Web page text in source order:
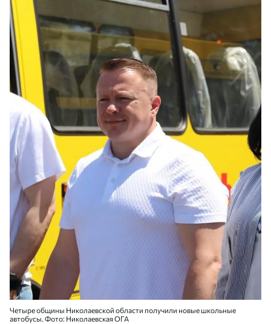
Четыре общины Николаевской области получили новые школьные
автобусы. Фото: Николаевская ОГА